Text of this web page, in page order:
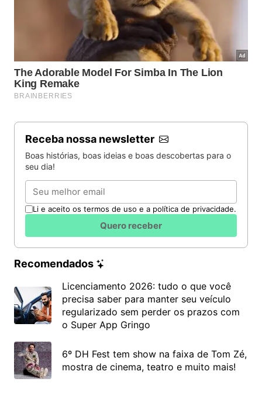
Receba nossa newsletter
Boas histórias, boas ideias e boas descobertas para o
seu dia!
Email
Li e aceito os termos de uso e a política de privacidade.
Quero receber
Recomendados
Licenciamento 2026: tudo o que você
precisa saber para manter seu veículo
regularizado sem perder os prazos com
o Super App Gringo
6º DH Fest tem show na faixa de Tom Zé,
mostra de cinema, teatro e muito mais!